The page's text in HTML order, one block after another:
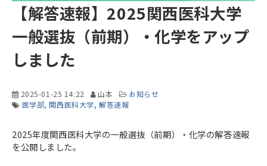
【解答速報】2025関西医科大学
一般選抜（前期）・化学をアップ
しました
2025-01-25 14:22 山本
お知らせ
医学部 関西医科大学 解答速報
2025年度関西医科大学の一般選抜（前期）・化学の解答速報
を公開しました。